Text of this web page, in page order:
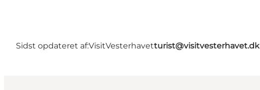
Sidst opdateret af:VisitVesterhavetturist@visitvesterhavet.dk